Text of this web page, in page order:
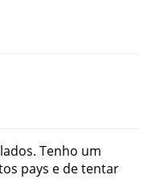
. Tenho um
pays e detentar